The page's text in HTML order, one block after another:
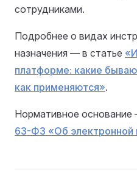
сотрудниками.
Подробнее о видах
назначения — в статье
платформе: какие
как применяются».
Нормативное
63-ФЗ «Об электронной